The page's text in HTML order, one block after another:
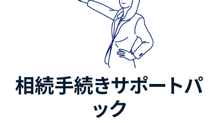
相続手続きサポートパ
ック